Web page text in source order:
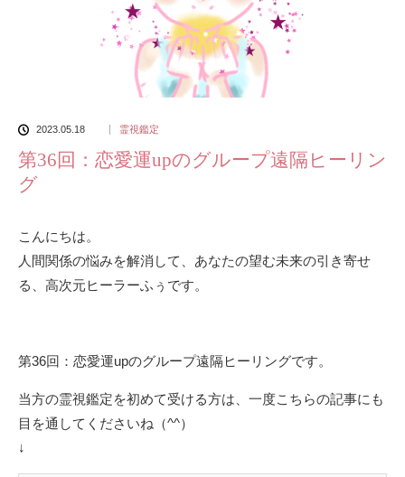
2023.05.18 霊視鑑定
第36回：恋愛運upのグループ遠隔ヒーリン
グ
こんにちは。
人間関係の悩みを解消して、あなたの望む未来の引き寄せ
る、高次元ヒーラーふぅです。
第36回：恋愛運upのグループ遠隔ヒーリングです。
当方の霊視鑑定を初めて受ける方は、一度こちらの記事にも
目を通してくださいね（^^）
↓